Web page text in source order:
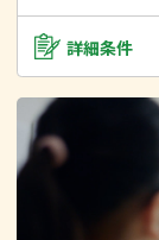
詳細条件